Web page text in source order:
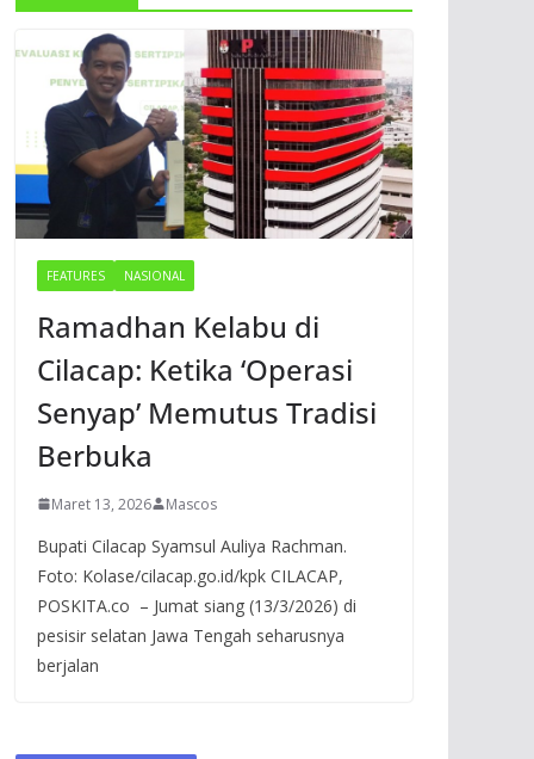
FEATURES NASIONAL
Ramadhan Kelabu di
Cilacap: Ketika ‘Operasi
Senyap’ Memutus Tradisi
Berbuka
Maret 13, 2026 Mascos
Bupati Cilacap Syamsul Auliya Rachman.
Foto: Kolase/cilacap.go.id/kpk CILACAP,
POSKITA.co – Jumat siang (13/3/2026) di
pesisir selatan Jawa Tengah seharusnya
berjalan